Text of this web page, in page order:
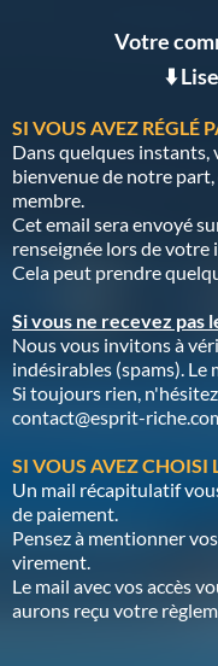
Votre
⬇️
SI VOUS AVEZ RÉGLÉ
Dans quelques instants,
bienvenue de notre
membre.
Cet email sera envoyé
renseignée lors de votre
Cela peut prendre
Si vous ne recevez pas
Nous vous invitons à
indésirables (spams). Le
Si toujours rien,
contact@esprit-
SI VOUS AVEZ CHOISI
Un mail récapitulatif
de paiement.
Pensez à mentionner
virement.
Le mail avec vos accès
aurons reçu votre